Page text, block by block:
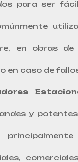
para ser
en obras
en caso de
y